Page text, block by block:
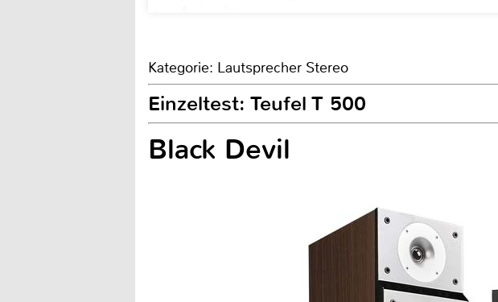
Kategorie: Lautsprecher Stereo
Einzeltest: Teufel T 500
Black Devil